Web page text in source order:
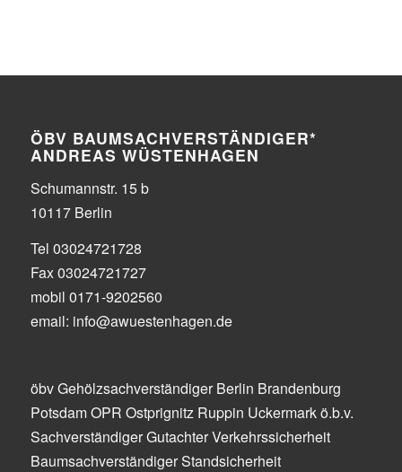
ÖBV BAUMSACHVERSTÄNDIGER*
ANDREAS WÜSTENHAGEN
Schumannstr. 15 b
10117 Berlin
Tel 03024721728
Fax 03024721727
mobil 0171-9202560
email: info@awuestenhagen.de
öbv Gehölzsachverständiger Berlin Brandenburg
Potsdam OPR Ostprignitz Ruppin Uckermark ö.b.v.
Sachverständiger Gutachter Verkehrssicherheit
Baumsachverständiger Standsicherheit